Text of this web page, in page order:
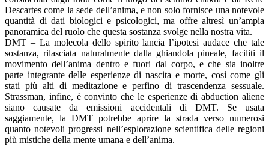
Descartes come la sede dell’anima, e non solo fornisce una notevole
quantità di dati biologici e psicologici, ma offre altresì un’ampia
panoramica del ruolo che questa sostanza svolge nella nostra vita.
DMT – La molecola dello spirito lancia l’ipotesi audace che tale
sostanza, rilasciata naturalmente dalla ghiandola pineale, faciliti il
movimento dell’anima dentro e fuori dal corpo, e che sia inoltre
parte integrante delle esperienze di nascita e morte, così come gli
stati più alti di meditazione e perfino di trascendenza sessuale.
Strassman, infine, è convinto che le esperienze di abduction aliene
siano causate da emissioni accidentali di DMT. Se usata
saggiamente, la DMT potrebbe aprire la strada verso numerosi
quanto notevoli progressi nell’esplorazione scientifica delle regioni
più mistiche della mente umana e dell’anima.